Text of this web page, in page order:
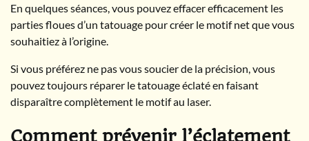
En quelques séances, vous pouvez effacer efficacement les
parties floues d’un tatouage pour créer le motif net que vous
souhaitiez à l’origine.
Si vous préférez ne pas vous soucier de la précision, vous
pouvez toujours réparer le tatouage éclaté en faisant
disparaître complètement le motif au laser.
Comment prévenir l’éclatement